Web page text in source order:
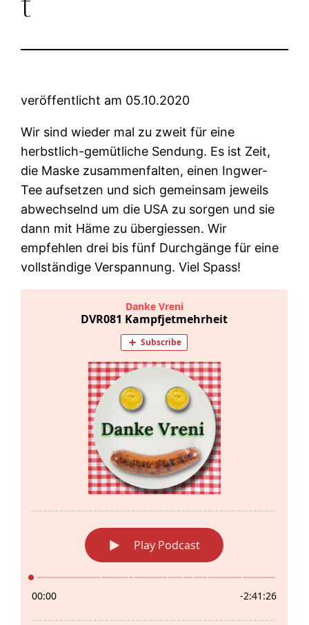
veröffentlicht am 05.10.2020
Wir sind wieder mal zu zweit für eine
herbstlich-gemütliche Sendung. Es ist Zeit,
die Maske zusammenfalten, einen Ingwer-
Tee aufsetzen und sich gemeinsam jeweils
abwechselnd um die USA zu sorgen und sie
dann mit Häme zu übergiessen. Wir
empfehlen drei bis fünf Durchgänge für eine
vollständige Verspannung. Viel Spass!